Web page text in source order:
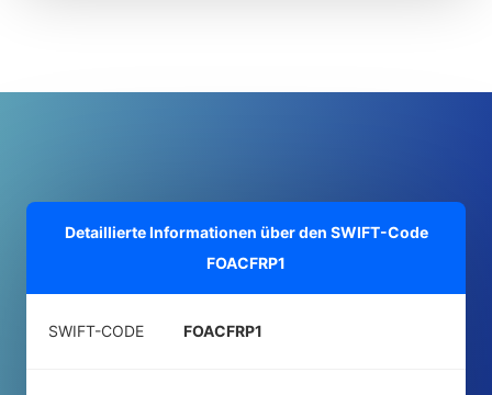
Detaillierte Informationen über den SWIFT-Code
FOACFRP1
SWIFT-CODE FOACFRP1